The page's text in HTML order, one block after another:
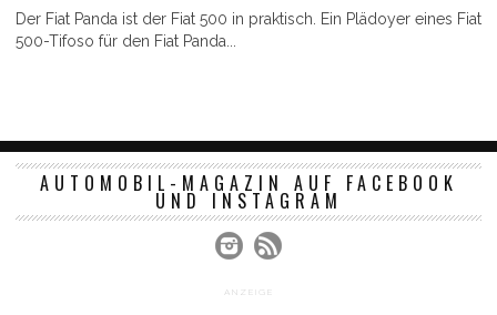
Der Fiat Panda ist der Fiat 500 in praktisch. Ein Plädoyer eines Fiat
500-Tifoso für den Fiat Panda...
AUTOMOBIL-MAGAZIN AUF FACEBOOK
UND INSTAGRAM
ANZEIGE